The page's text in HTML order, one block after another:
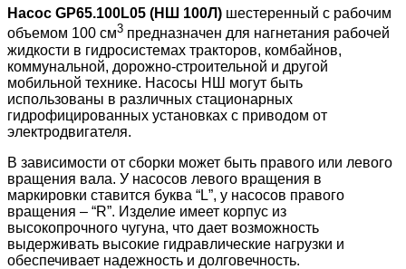
Насос GP65.100L05 (НШ 100Л) шестеренный с рабочим
объемом 100 см3 предназначен для нагнетания рабочей
жидкости в гидросистемах тракторов, комбайнов,
коммунальной, дорожно-строительной и другой
мобильной технике. Насосы НШ могут быть
использованы в различных стационарных
гидрофицированных установках с приводом от
электродвигателя.
В зависимости от сборки может быть правого или левого
вращения вала. У насосов левого вращения в
маркировки ставится буква “L”, у насосов правого
вращения – “R”. Изделие имеет корпус из
высокопрочного чугуна, что дает возможность
выдерживать высокие гидравлические нагрузки и
обеспечивает надежность и долговечность.